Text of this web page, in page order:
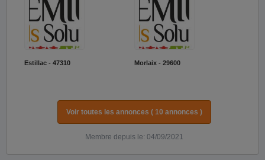
Estillac - 47310 Morlaix - 29600
Voir toutes les annonces ( 10 annonces )
Membre depuis le: 04/09/2021